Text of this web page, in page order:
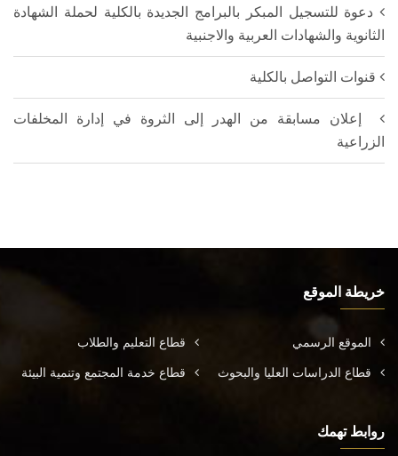
دعوة للتسجيل المبكر بالبرامج الجديدة بالكلية لحملة الشهادة
الثانوية والشهادات العربية والاجنبية
قنوات التواصل بالكلية
إعلان مسابقة من الهدر إلى الثروة في إدارة المخلفات
الزراعية
خريطة الموقع
الموقع الرسمي قطاع التعليم والطلاب
قطاع الدراسات العليا والبحوث قطاع خدمة المجتمع وتنمية البيئة
روابط تهمك